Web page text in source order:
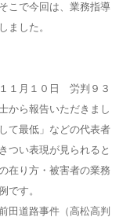
こで今回は、業務指導
ました。
１月１０日 労判９３
から報告いただきまし
て最低」などの代表者
つい表現が見られると
在り方・被害者の業務
です。
田道路事件（高松高判